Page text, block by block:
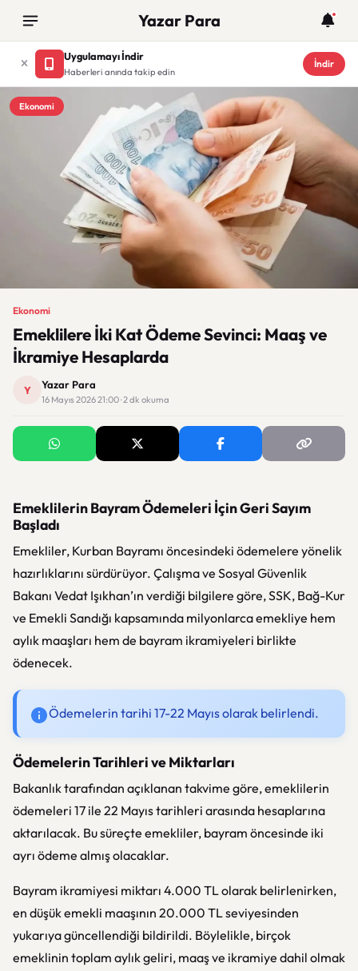
Yazar Para
Uygulamayı İndir
Haberleri anında takip edin
İndir
Ekonomi
Ekonomi
Emeklilere İki Kat Ödeme Sevinci: Maaş ve
İkramiye Hesaplarda
Y Yazar Para
16 Mayıs 2026 21:00 · 2 dk okuma
Emeklilerin Bayram Ödemeleri İçin Geri Sayım
Başladı
Emekliler, Kurban Bayramı öncesindeki ödemelere yönelik
hazırlıklarını sürdürüyor. Çalışma ve Sosyal Güvenlik
Bakanı Vedat Işıkhan’ın verdiği bilgilere göre, SSK, Bağ-Kur
ve Emekli Sandığı kapsamında milyonlarca emekliye hem
aylık maaşları hem de bayram ikramiyeleri birlikte
ödenecek.
Ödemelerin tarihi 17-22 Mayıs olarak belirlendi.
Ödemelerin Tarihleri ve Miktarları
Bakanlık tarafından açıklanan takvime göre, emeklilerin
ödemeleri 17 ile 22 Mayıs tarihleri arasında hesaplarına
aktarılacak. Bu süreçte emekliler, bayram öncesinde iki
ayrı ödeme almış olacaklar.
Bayram ikramiyesi miktarı 4.000 TL olarak belirlenirken,
en düşük emekli maaşının 20.000 TL seviyesinden
yukarıya güncellendiği bildirildi. Böylelikle, birçok
emeklinin toplam aylık geliri, maaş ve ikramiye dahil olmak